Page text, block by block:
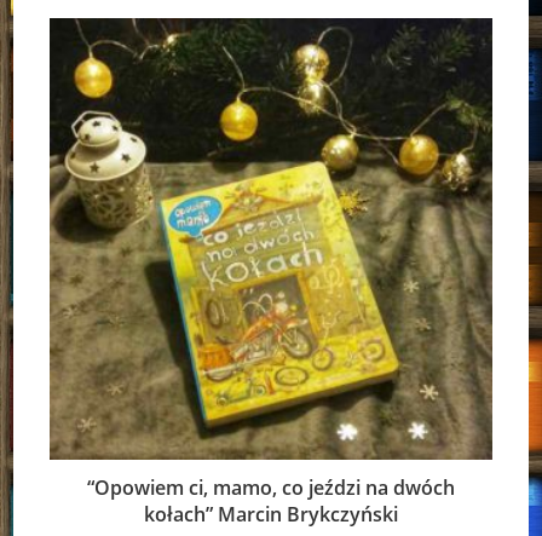
“Opowiem ci, mamo, co jeździ na dwóch
kołach” Marcin Brykczyński